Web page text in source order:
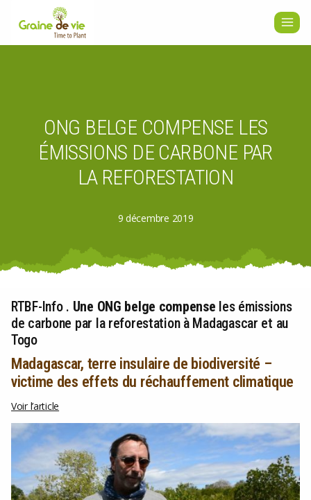
ONG BELGE COMPENSE LES
ÉMISSIONS DE CARBONE PAR
LA REFORESTATION
9 décembre 2019
RTBF-Info . Une ONG belge compense les émissions
de carbone par la reforestation à Madagascar et au
Togo
Madagascar, terre insulaire de biodiversité –
victime des effets du réchauffement climatique
Voir l’article